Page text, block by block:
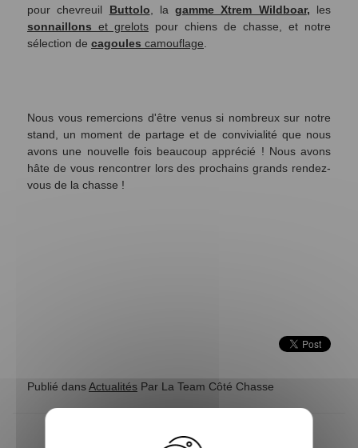
pour chevreuil Buttolo , lagamme Xtrem Wildboar, les
sonnaillons et grelots pour chiens de chasse, et notre
sélection de cagoules camouflage
Nous vous remercions d'être venus si nombreux sur notre
stand, un moment de partage et de convivialité que nous
avons une nouvelle fois beaucoup apprécié ! Nous avons
hâte de vous rencontrer lors des prochains grands rendez-
vous de la chasse !
Publié dansActualités Par La Team Côté Chasse